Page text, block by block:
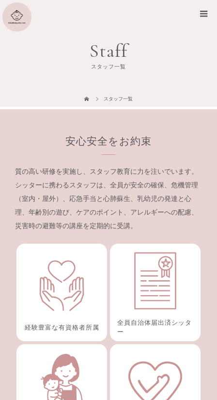
Staff
スタッフ一覧
スタッフ一覧
安心安全をお約束
質の高い研修を実施し、スタッフ教育に力を注いでいます。
シッターに携わるスタッフは、全員が安全の確保、危機管理
（室内・屋外）、応急手当と心肺蘇生、乳幼児の発達と心
理、年齢別の遊び、ケアのポイント、アレルギーへの配慮、
災害時の避難等の講座を定期的に受講。
経験豊富な有資格者所属
全員自治体届出済シッタ
ー